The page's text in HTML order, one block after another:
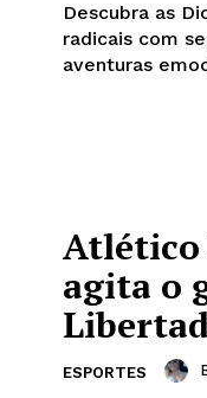
Descubra as
radicais com
aventuras
Atlético
agita o
ESPORTES